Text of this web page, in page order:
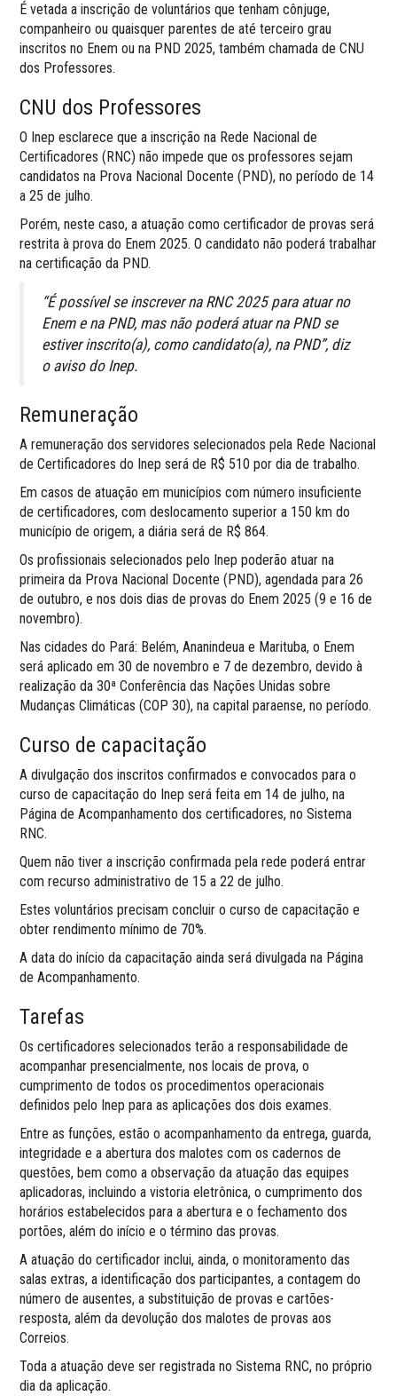
É vetada a inscrição de voluntários que tenham cônjuge,
companheiro ou quaisquer parentes de até terceiro grau
inscritos no Enem ou na PND 2025, também chamada de CNU
dos Professores.
CNU dos Professores
O Inep esclarece que a inscrição na Rede Nacional de
Certificadores (RNC) não impede que os professores sejam
candidatos na Prova Nacional Docente (PND), no período de 14
a 25 de julho.
Porém, neste caso, a atuação como certificador de provas será
restrita à prova do Enem 2025. O candidato não poderá trabalhar
na certificação da PND.
“É possível se inscrever na RNC 2025 para atuar no
Enem e na PND, mas não poderá atuar na PND se
estiver inscrito(a), como candidato(a), na PND”, diz
o aviso do Inep.
Remuneração
A remuneração dos servidores selecionados pela Rede Nacional
de Certificadores do Inep será de R$ 510 por dia de trabalho.
Em casos de atuação em municípios com número insuficiente
de certificadores, com deslocamento superior a 150 km do
município de origem, a diária será de R$ 864.
Os profissionais selecionados pelo Inep poderão atuar na
primeira da Prova Nacional Docente (PND), agendada para 26
de outubro, e nos dois dias de provas do Enem 2025 (9 e 16 de
novembro).
Nas cidades do Pará: Belém, Ananindeua e Marituba, o Enem
será aplicado em 30 de novembro e 7 de dezembro, devido à
realização da 30ª Conferência das Nações Unidas sobre
Mudanças Climáticas (COP 30), na capital paraense, no período.
Curso de capacitação
A divulgação dos inscritos confirmados e convocados para o
curso de capacitação do Inep será feita em 14 de julho, na
Página de Acompanhamento dos certificadores, no Sistema
RNC.
Quem não tiver a inscrição confirmada pela rede poderá entrar
com recurso administrativo de 15 a 22 de julho.
Estes voluntários precisam concluir o curso de capacitação e
obter rendimento mínimo de 70%.
A data do início da capacitação ainda será divulgada na Página
de Acompanhamento.
Tarefas
Os certificadores selecionados terão a responsabilidade de
acompanhar presencialmente, nos locais de prova, o
cumprimento de todos os procedimentos operacionais
definidos pelo Inep para as aplicações dos dois exames.
Entre as funções, estão o acompanhamento da entrega, guarda,
integridade e a abertura dos malotes com os cadernos de
questões, bem como a observação da atuação das equipes
aplicadoras, incluindo a vistoria eletrônica, o cumprimento dos
horários estabelecidos para a abertura e o fechamento dos
portões, além do início e o término das provas.
A atuação do certificador inclui, ainda, o monitoramento das
salas extras, a identificação dos participantes, a contagem do
número de ausentes, a substituição de provas e cartões-
resposta, além da devolução dos malotes de provas aos
Correios.
Toda a atuação deve ser registrada no Sistema RNC, no próprio
dia da aplicação.